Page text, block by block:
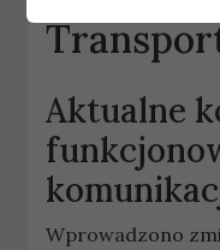
Aktualne
Wprowadzono